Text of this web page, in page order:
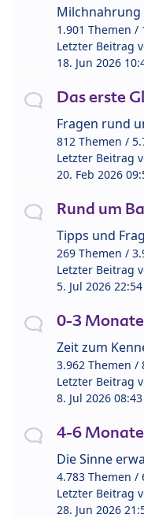
Milchnahrung
1.901 Themen /
Letzter Beitrag
18. Jun 2026
Das erste
Fragen rund
812 Themen /
Letzter Beitrag
20. Feb 2026
Rund um
Tipps und
269 Themen /
Letzter Beitrag
5. Jul 2026 22:54
0-3 Monate
Zeit zum
3.962 Themen /
Letzter Beitrag
8. Jul 2026 08:43
4-6 Monate
Die Sinne
4.783 Themen /
Letzter Beitrag
28. Jun 2026